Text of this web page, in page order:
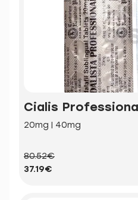
Cialis
20mg | 40mg
80.52€
37.19€